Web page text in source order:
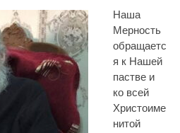
Наша
Мерность
обращаетс
я к Нашей
пастве и
ко всей
Христоиме
нитой